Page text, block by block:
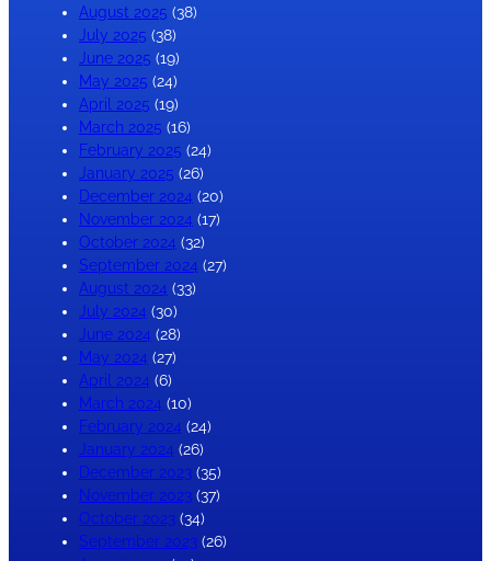
August 2025 (38)
July 2025 (38)
June 2025 (19)
May 2025 (24)
April 2025 (19)
March 2025 (16)
February 2025 (24)
January 2025 (26)
December 2024 (20)
November 2024 (17)
October 2024 (32)
September 2024 (27)
August 2024 (33)
July 2024 (30)
June 2024 (28)
May 2024 (27)
April 2024 (6)
March 2024 (10)
February 2024 (24)
January 2024 (26)
December 2023 (35)
November 2023 (37)
October 2023 (34)
September 2023 (26)